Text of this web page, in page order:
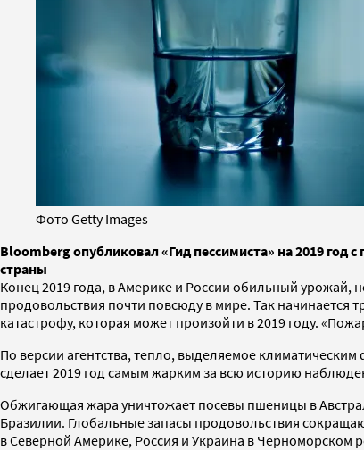
Фото Getty Images
Bloomberg опубликовал «Гид пессимиста» на 2019
страны
Конец 2019 года, в Америке и России обильный урожай,
продовольствия почти повсюду в мире. Так начинается
катастрофу, которая может произойти в 2019 году.
По версии агентства, тепло, выделяемое
сделает 2019 год самым жарким за всю историю
Обжигающая жара уничтожает посевы пшеницы в
Бразилии. Глобальные запасы продовольствия
в Северной Америке, Россия и Украина в Черноморском